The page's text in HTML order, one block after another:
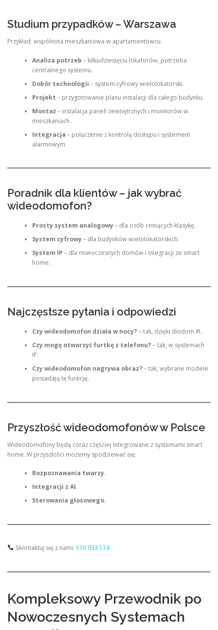
Studium przypadków – Warszawa
Przykład: wspólnota mieszkaniowa w apartamentowcu.
Analiza potrzeb – kilkudziesięciu lokatorów, potrzeba
centralnego systemu.
Dobór technologii – system cyfrowy wielolokatorski.
Projekt – przygotowanie planu instalacji dla całego budynku.
Montaż– instalacja paneli zewnętrznych i monitorów w
mieszkaniach.
Integracja – połączenie z kontrolą dostępu i systemem
alarmowym.
Poradnik dla klientów – jak wybrać
wideodomofon?
Prosty system analogowy– dla osób ceniących klasykę.
System cyfrowy– dla budynków wielolokatorskich.
System IP – dla nowoczesnych domów i integracji ze smart
home.
Najczęstsze pytania i odpowiedzi
Czy wideodomofon działa w nocy? – tak, dzięki diodom IR.
Czy mogę otworzyć furtkę z telefonu? – tak, w systemach
IP.
Czy wideodomofon nagrywa obraz? – tak, wybrane modele
posiadają tę funkcję.
Przyszłość wideodomofonów w Polsce
Wideodomofony będą coraz częściej integrowane z systemami smart
home. W przyszłości możemy spodziewać się:
Rozpoznawania twarzy.
Integracji z AI.
Sterowania głosowego.
Skontaktuj się z nami: 570 933 114
Kompleksowy Przewodnik po
Nowoczesnych Systemach